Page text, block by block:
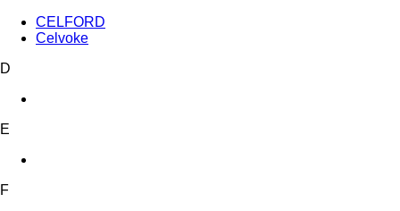
CELFORD
Celvoke
D
E
F